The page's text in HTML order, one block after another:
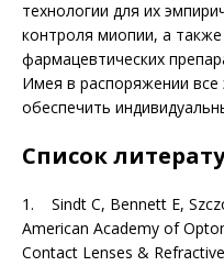
технологии для их
контро­ля миопии, а
фармацевтических
Имея в распоряжении
обеспечить
Список
1. Sindt C, Bennett E,
American Academy of
Contact Lenses &